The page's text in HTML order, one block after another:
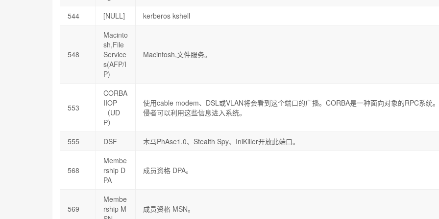
544
[NULL] kerberos kshell
548
Macinto
sh,File
Service
s(AFP/I
P)
Macintosh,文件服务。
553
CORBA
IIOP
（UD
P）
使用cable modem、DSL或VLAN将会看到这个端口的广播。CORBA是一种面向对象的RPC系统
侵者可以利用这些信息进入系统。
555 DSF 木马PhAse1.0、Stealth Spy、IniKiller开放此端口。
568
Membe
rship D
PA
成员资格 DPA。
569
Membe
rship M
成员资格 MSN。